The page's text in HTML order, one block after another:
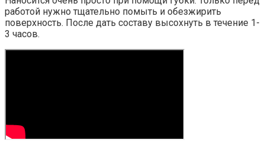
работой нужно тщательно помыть и обезжирить
поверхность. После дать составу высохнуть в течение 1-
3 часов.